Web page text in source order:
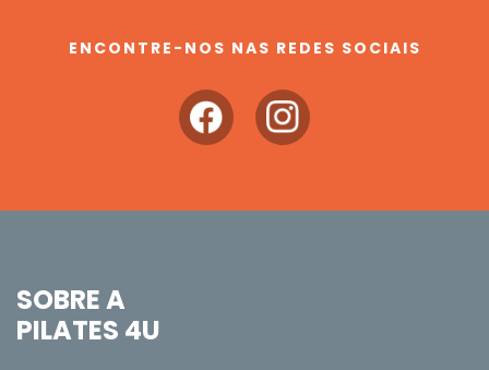
ENCONTRE-NOS NAS REDES SOCIAIS
SOBRE A
PILATES 4U